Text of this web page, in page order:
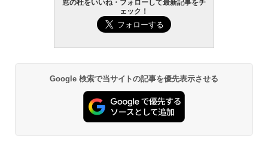
Amazon Kindle - 目に優しい、かさばら
ない、大きな画面で読みやすい、6週間持
書籍リーダー、ブラック、16GB、広告な
￥16,980
Kindle Paperwhite シグニチャーエディ
ション (32GB) 7インチディスプレイ、明
るさ自動調整、色調調節ライト、12週間
窓の杜をいいね・フォローして最新記事をチ
ェック！
Google 検索で当サイトの記事を優先表示させる